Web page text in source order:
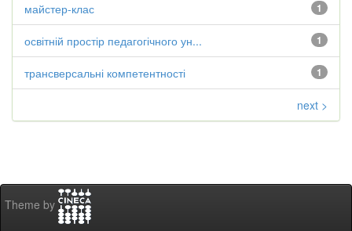
1
майстер-клас
1
освітній простір педагогічного ун...
1
трансверсальні компетентності
next >
Theme by